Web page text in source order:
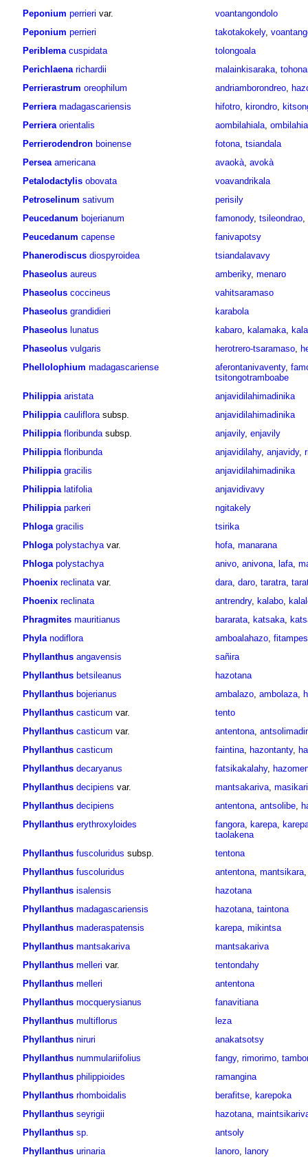
Peponium perrieri var.
voantangondolo
Peponium perrieri takotakokely,
Periblema cuspidata
tolongoala
Perichlaena richardii malainkisaraka,
Perrierastrum oreophilum andriamborondreo,
Perriera madagascariensis hifotro, kirondro,
Perriera orientalis aombilahiala,
Perrierodendron boinense fotona, tsiandala
Persea americana avaokà, avokà
Petalodactylis obovata
voavandrikala
Petroselinum sativum
perisily
Peucedanum bojerianum famonody, tsileondrao,
Peucedanum capense
fanivapotsy
Phanerodiscus diospyroidea
tsiandalavavy
Phaseolus aureus amberiky, menaro
Phaseolus coccineus
vahitsaramaso
Phaseolus grandidieri
karabola
Phaseolus lunatus kabaro, kalamaka,
Phaseolus vulgaris herotrero-tsaramaso,
Phellolophium madagascariense aferontanivaventy,
tsitongotramboabe
Philippia aristata
anjavidilahimadinika
Philippia cauliflorasubsp.
anjavidilahimadinika
Philippia floribundasubsp. anjavily, enjavily
Philippia floribunda anjavidilahy, anjavidy,
Philippia gracilis
anjavidilahimadinika
Philippia latifolia
anjavidivavy
Philippia parkeri
ngitakely
Phloga gracilis
tsirika
Phloga polystachyavar. hofa, manarana
Phloga polystachya anivo, anivona, lafa,
Phoenix reclinatavar. dara, daro, taratra,
Phoenix reclinata antrendry, kalabo,
Phragmites mauritianus bararata, katsaka,
Phyla nodiflora amboalahazo,
Phyllanthus angavensis
sañira
Phyllanthus betsileanus
hazotana
Phyllanthus bojerianus ambalazo, ambolaza,
Phyllanthus casticum var.
tento
Phyllanthus casticum var. antentona,
Phyllanthus casticum faintina, hazontanty,
Phyllanthus decaryanus fatsikakalahy,
Phyllanthus decipiens var. mantsakariva,
Phyllanthus decipiens antentona, antsolibe,
Phyllanthus erythroxyloides fangora, karepa,
taolakena
Phyllanthus fuscoluridus subsp.
tentona
Phyllanthus fuscoluridus antentona, mantsikara
Phyllanthus isalensis
hazotana
Phyllanthus madagascariensis hazotana, taintona
Phyllanthus maderaspatensis karepa, mikintsa
Phyllanthus mantsakariva
mantsakariva
Phyllanthus melleri var.
tentondahy
Phyllanthus melleri
antentona
Phyllanthus mocquerysianus
fanavitiana
Phyllanthus multiflorus
leza
Phyllanthus niruri
anakatsotsy
Phyllanthus nummulariifolius fangy, rimorimo,
Phyllanthus philippioides
ramangina
Phyllanthus rhomboidalis berafitse, karepoka
Phyllanthus seyrigii hazotana,
Phyllanthus sp.
antsoly
Phyllanthus urinaria lanoro, lanory